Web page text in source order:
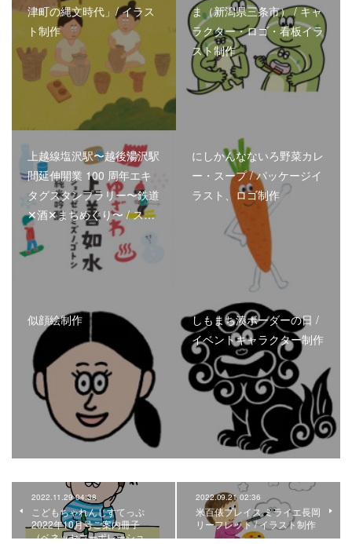
津町の縄文時代」/ イラス
ト制作
ま（新潟県三条市） / キャ
ラクター・ロゴ・看板イラ
スト制作
上越線塩沢駅〜越後湯沢駅
間延伸開業 100 周年エキ
タグスタンプラリー〜鉄道
✕酒✕まちめぐり〜 / ス…
にしかんなないろ野菜カレ
ー・スープ / パッケージイ
ラスト、ロゴ制作
似顔絵制作
しもまち湊ボーダーの日 /
イベントキャラクター制作
2022.11.29 04:38
こどもちゃれんじすてっぷ
2022年10月号ご案内冊子
（ベネッセコーポレーショ…
2022.09.21 02:36
米百俵プレイス ミライエ長岡
リーフレット / イラスト制作